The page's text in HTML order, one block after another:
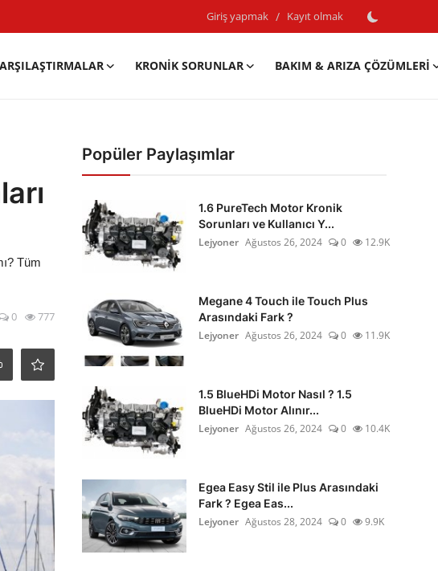
Giriş yapmak / Kayıt olmak
KRONIK SORUNLAR
BAKIM & ARIZA ÇÖZÜMLERI
Tüm
0 777
Popüler Paylaşımlar
1.6 PureTech Motor Kronik
Sorunları ve Kullanıcı Y...
Lejyoner Ağustos 26, 2024 0 12.9K
Megane 4 Touch ile Touch Plus
Arasındaki Fark ?
Lejyoner Ağustos 26, 2024 0 11.9K
1.5 BlueHDi Motor Nasıl ? 1.5
BlueHDi Motor Alınır...
Lejyoner Ağustos 26, 2024 0 10.4K
Egea Easy Stil ile Plus Arasındaki
Fark ? Egea Eas...
Lejyoner Ağustos 28, 2024 0 9.9K